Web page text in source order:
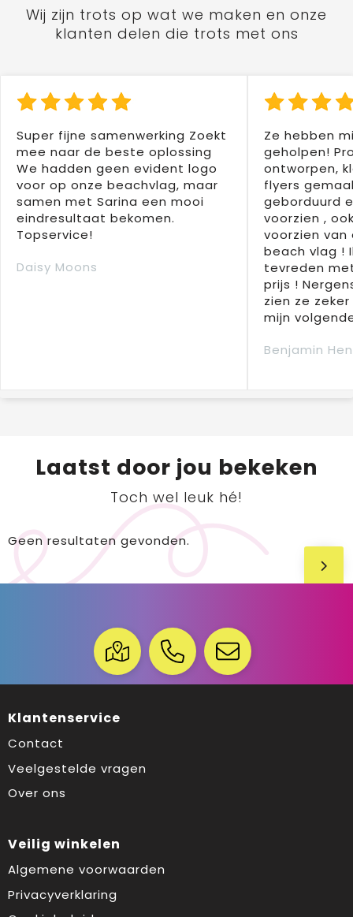
Wij zijn trots op wat we maken en onze
klanten delen die trots met ons
Super fijne samenwerking Zoekt
mee naar de beste oplossing
We hadden geen evident logo
voor op onze beachvlag, maar
samen met Sarina een mooi
eindresultaat bekomen.
Topservice!
Daisy Moons
Ze hebben
geholpen!
ontworpen,
flyers
geborduurd
voorzien ,
voorzien
beach vlag !
tevreden
prijs !
zien ze
mijn
Benjamin
Laatst door jou bekeken
Toch wel leuk hé!
Geen resultaten gevonden.
Klantenservice
Contact
Veelgestelde vragen
Over ons
Veilig winkelen
Algemene voorwaarden
Privacyverklaring